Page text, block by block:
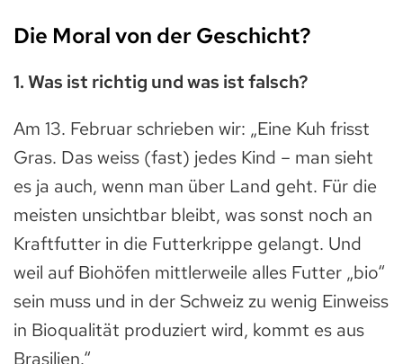
Die Moral von der Geschicht?
1. Was ist richtig und was ist falsch?
Am 13. Februar schrieben wir: „Eine Kuh frisst
Gras. Das weiss (fast) jedes Kind – man sieht
es ja auch, wenn man über Land geht. Für die
meisten unsichtbar bleibt, was sonst noch an
Kraftfutter in die Futterkrippe gelangt. Und
weil auf Biohöfen mittlerweile alles Futter „bio“
sein muss und in der Schweiz zu wenig Einweiss
in Bioqualität produziert wird, kommt es aus
Brasilien.“